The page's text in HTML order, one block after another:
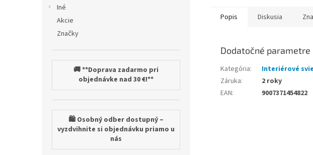
Iné
Akcie
Značky
🚚 **Doprava zadarmo pri
objednávke nad 30 €!**
🛍️ Osobný odber dostupný –
vyzdvihnite si objednávku priamo u
nás
Popis Diskusia
Dodatočné parametre
Kategória:
Interiérové
Záruka:
2 roky
EAN: 9007371454822